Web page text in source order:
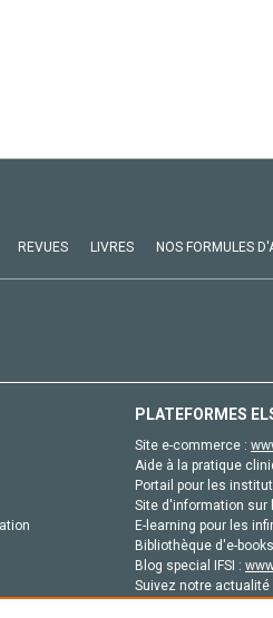
REVUES LIVRES NOS FORMULES
PLATEFORMES
Site e-commerce :
Aide à la pratique
Portail pour les
Site d'information sur
E-learning pour les
Bibliothèque d'e-
Blog special IFSI :
Suivez notre actualité